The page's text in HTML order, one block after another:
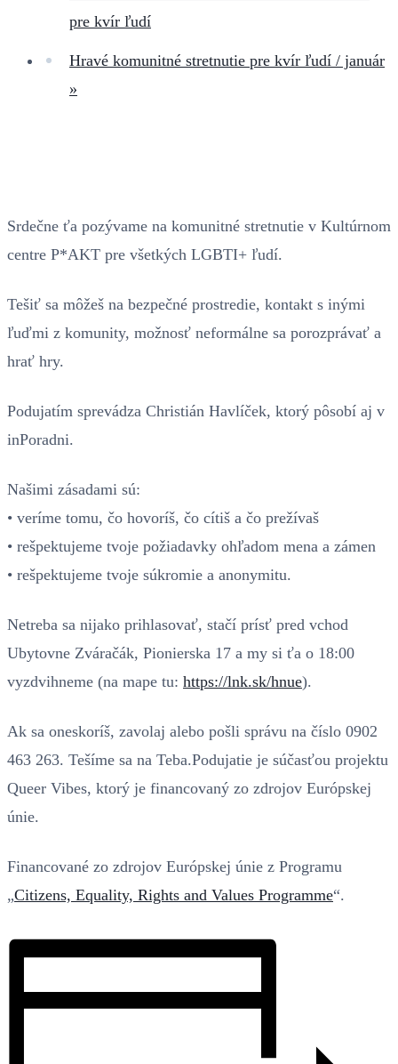
pre kvír ľudí
Hravé komunitné stretnutie pre kvír ľudí / január
»
Srdečne ťa pozývame na komunitné stretnutie v Kultúrnom
centre P*AKT pre všetkých LGBTI+ ľudí.
Tešiť sa môžeš na bezpečné prostredie, kontakt s inými
ľuďmi z komunity, možnosť neformálne sa porozprávať a
hrať hry.
Podujatím sprevádza Christián Havlíček, ktorý pôsobí aj v
inPoradni.
Našimi zásadami sú:
• veríme tomu, čo hovoríš, čo cítiš a čo prežívaš
• rešpektujeme tvoje požiadavky ohľadom mena a zámen
• rešpektujeme tvoje súkromie a anonymitu.
Netreba sa nijako prihlasovať, stačí prísť pred vchod
Ubytovne Zváračák, Pionierska 17 a my si ťa o 18:00
vyzdvihneme (na mape tu: https://lnk.sk/hnue).
Ak sa oneskoríš, zavolaj alebo pošli správu na číslo 0902
463 263. Tešíme sa na Teba.Podujatie je súčasťou projektu
Queer Vibes, ktorý je financovaný zo zdrojov Európskej
únie.
Financované zo zdrojov Európskej únie z Programu
„Citizens, Equality, Rights and Values Programme“.